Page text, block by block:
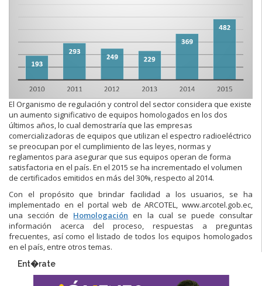
El Organismo de regulación y control del sector considera que existe
un aumento significativo de equipos homologados en los dos
últimos años, lo cual demostraría que las empresas
comercializadoras de equipos que utilizan el espectro radioeléctrico
se preocupan por el cumplimiento de las leyes, normas y
reglamentos para asegurar que sus equipos operan de forma
satisfactoria en el país. En el 2015 se ha incrementado el volumen
de certificados emitidos en más del 30%, respecto al 2014.
Con el propósito que brindar facilidad a los usuarios, se ha
implementado en el portal web de ARCOTEL, www.arcotel.gob.ec,
una sección de Homologación en la cual se puede consultar
información acerca del proceso, respuestas a preguntas
frecuentes, así como el listado de todos los equipos homologados
en el país, entre otros temas.
Ent�rate